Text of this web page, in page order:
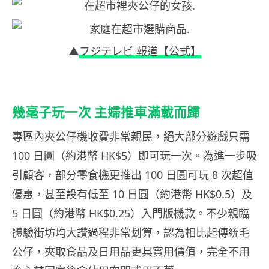
▲フジテレビ 報道【公式】
幾毫子玩一次 主婦推車滿載而歸
專區內夾公仔機收費非常親民，絕大部分遊戲只需
100 日圓（約港幣 HK$5）即可玩一次。為進一步吸
引顧客，部分零食機更推出 100 日圓可玩 8 次超值
優惠，甚至設有低至 10 日圓（約港幣 HK$0.5）及
5 日圓（約港幣 HK$0.25）入門版機款。不少親臨
體驗街坊均大讚過程非常划算，認為相比起傳統毛
公仔，夾取食品及日用品更具實用價值，完全不用